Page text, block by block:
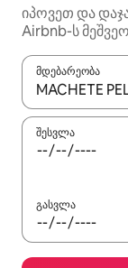
იპოვეთ და
Airbnb-ს
მდებარეობა
როცა
შესვლა
გასვლა